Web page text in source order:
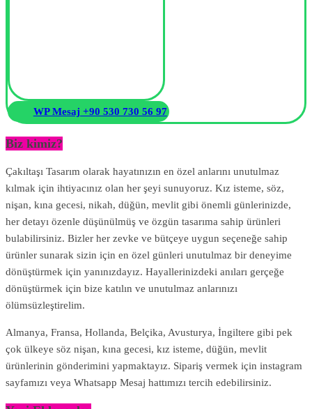
WP Mesaj +90 530 730 56 97
Biz kimiz?
Çakıltaşı Tasarım olarak hayatınızın en özel anlarını unutulmaz
kılmak için ihtiyacınız olan her şeyi sunuyoruz. Kız isteme, söz,
nişan, kına gecesi, nikah, düğün, mevlit gibi önemli günlerinizde,
her detayı özenle düşünülmüş ve özgün tasarıma sahip ürünleri
bulabilirsiniz. Bizler her zevke ve bütçeye uygun seçeneğe sahip
ürünler sunarak sizin için en özel günleri unutulmaz bir deneyime
dönüştürmek için yanınızdayız. Hayallerinizdeki anıları gerçeğe
dönüştürmek için bize katılın ve unutulmaz anlarınızı
ölümsüzleştirelim.
Almanya, Fransa, Hollanda, Belçika, Avusturya, İngiltere gibi pek
çok ülkeye söz nişan, kına gecesi, kız isteme, düğün, mevlit
ürünlerinin gönderimini yapmaktayız. Sipariş vermek için instagram
sayfamızı veya Whatsapp Mesaj hattımızı tercih edebilirsiniz.